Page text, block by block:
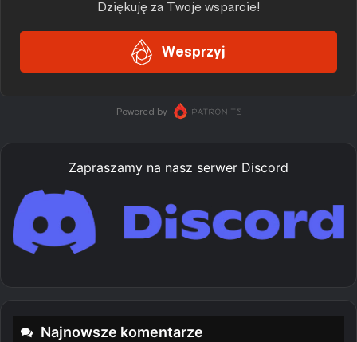
Zapraszamy na nasz serwer Discord
Najnowsze komentarze